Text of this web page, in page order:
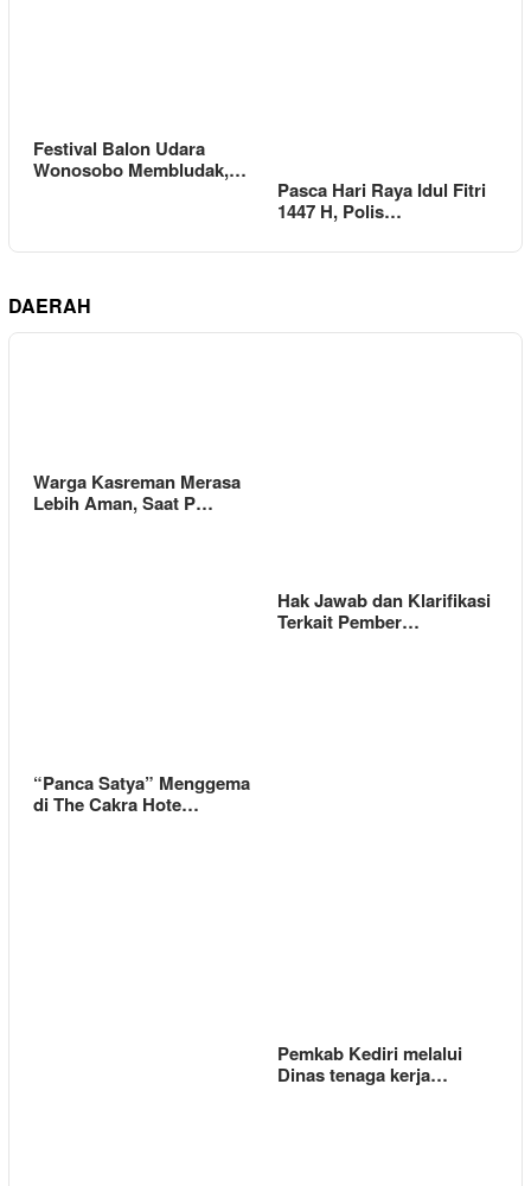
Festival Balon Udara
Wonosobo Membludak,…
Pasca Hari Raya Idul Fitri
1447 H, Polis…
DAERAH
Warga Kasreman Merasa
Lebih Aman, Saat P…
Hak Jawab dan Klarifikasi
Terkait Pember…
“Panca Satya” Menggema
di The Cakra Hote…
Pemkab Kediri melalui
Dinas tenaga kerja…